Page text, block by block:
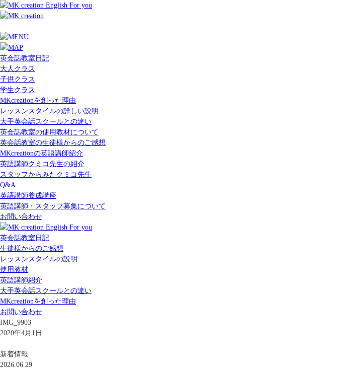
英会話教室日記
大人クラス
子供クラス
学生クラス
MKcreationを創った理由
レッスンスタイルの詳しい説明
大手英会話スクールとの違い
英会話教室の使用教材について
英会話教室の生徒様からのご感想
MKcreationの英語講師紹介
英語講師クミコ先生の紹介
スタッフからみたクミコ先生
Q&A
英語講師養成講座
英語講師・スタッフ募集について
お問い合わせ
英会話教室日記
生徒様からのご感想
レッスンスタイルの説明
使用教材
英語講師紹介
大手英会話スクールとの違い
MKcreationを創った理由
お問い合わせ
IMG_9903
2020年4月1日
新着情報
2026.06.29